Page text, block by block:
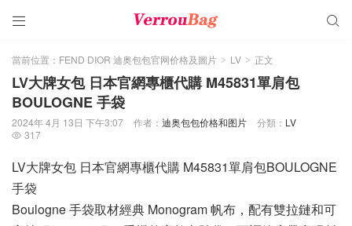
 
當前位置： FEND DIOR 迪奥包包官网价格及圖片 > LV > 正文
LV大牌女包 日本官網專櫃代購 M45831單肩包
BOULOGNE 手袋
2024年 4月 13日 下午3:07 作者： 迪奥包包价格和图片 分類： LV
 317
LV大牌女包 日本官網專櫃代購 M45831單肩包BOULOGNE
手袋
Boulogne 手袋取材經典 Monogram 帆布，配有雙拉鏈和可